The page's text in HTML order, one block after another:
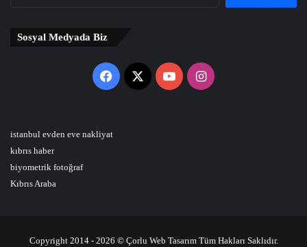
Sosyal Medyada Biz
Facebook
X YouTubeInstagram
istanbul evden eve nakliyat
kıbrıs haber
biyometrik fotoğraf
Kıbrıs Araba
Copyright 2014 - 2026 © Çorlu Web Tasarım Tüm Hakları Saklıdır.